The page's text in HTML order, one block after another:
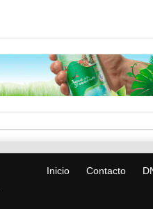
Inicio Contacto